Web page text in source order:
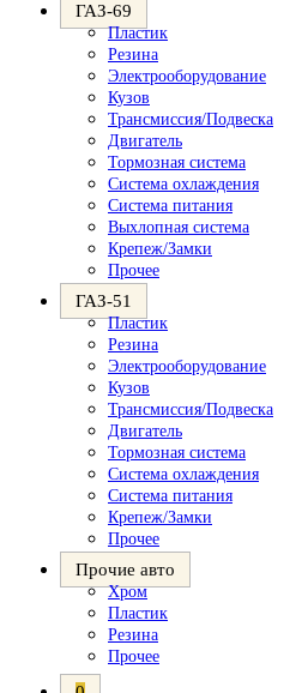
ГАЗ-69
Пластик
Резина
Электрооборудование
Кузов
Трансмиссия/Подвеска
Двигатель
Тормозная система
Система охлаждения
Система питания
Выхлопная система
Крепеж/Замки
Прочее
ГАЗ-51
Пластик
Резина
Электрооборудование
Кузов
Трансмиссия/Подвеска
Двигатель
Тормозная система
Система охлаждения
Система питания
Крепеж/Замки
Прочее
Прочие авто
Хром
Пластик
Резина
Прочее